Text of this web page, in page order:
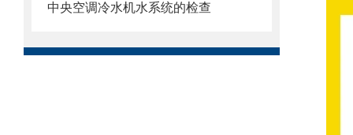
中央空调冷水机水系统的检查